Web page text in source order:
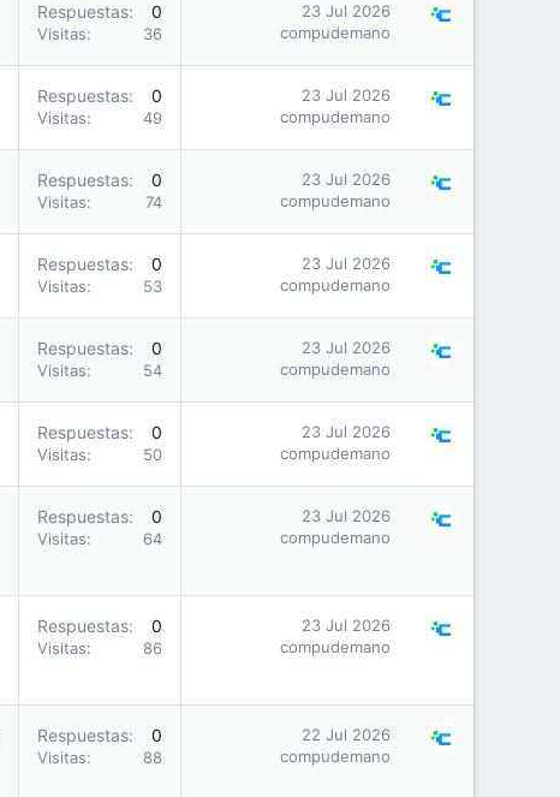
Respuestas 0
Visitas 36
23 Jul 2026
compudemano
Respuestas 0
Visitas 49
23 Jul 2026
compudemano
Respuestas 0
Visitas 74
23 Jul 2026
compudemano
Respuestas 0
Visitas 53
23 Jul 2026
compudemano
Respuestas 0
Visitas 54
23 Jul 2026
compudemano
Respuestas 0
Visitas 50
23 Jul 2026
compudemano
Respuestas 0
Visitas 64
23 Jul 2026
compudemano
Respuestas 0
Visitas 86
23 Jul 2026
compudemano
Respuestas 0
Visitas 88
22 Jul 2026
compudemano